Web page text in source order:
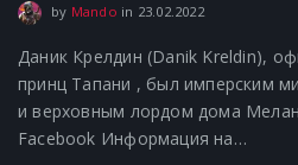
by Mando in 23.02.202223.02.2022
Даник Крелдин (Danik Kreldin),
принц Тапани , был имперским
и верховным лордом дома
Facebook Информация на…